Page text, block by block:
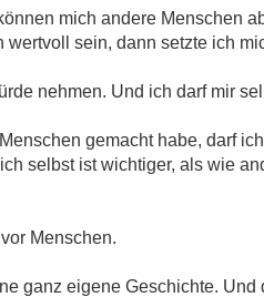
mich andere Menschen
sein, dann setzte ich
nehmen. Und ich darf mir
gemacht habe, darf
selbst ist wichtiger, als wie
Menschen.
ganz eigene Geschichte.